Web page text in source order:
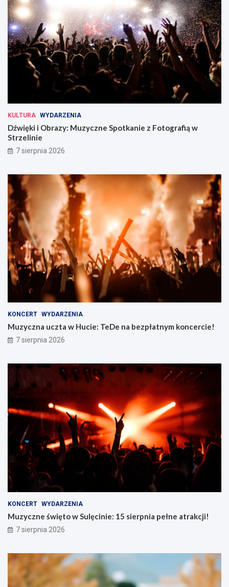
KULTURA WYDARZENIA
Dźwięki i Obrazy: Muzyczne Spotkanie z Fotografią w
Strzelinie
7 sierpnia 2026
KONCERT WYDARZENIA
Muzyczna uczta w Hucie: TeDe na bezpłatnym koncercie!
7 sierpnia 2026
KONCERT WYDARZENIA
Muzyczne święto w Sulęcinie: 15 sierpnia pełne atrakcji!
7 sierpnia 2026